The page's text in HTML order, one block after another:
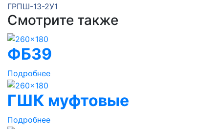
ГРПШ-13-2У1
Смотрите также
ФБ39
Подробнее
ГШК муфтовые
Подробнее